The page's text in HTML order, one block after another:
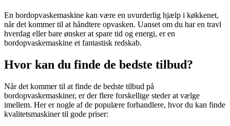
En bordopvaskemaskine kan være en uvurderlig hjælp i køkkenet,
når det kommer til at håndtere opvasken. Uanset om du har en travl
hverdag eller bare ønsker at spare tid og energi, er en
bordopvaskemaskine et fantastisk redskab.
Hvor kan du finde de bedste tilbud?
Når det kommer til at finde de bedste tilbud på
bordopvaskemaskiner, er der flere forskellige steder at vælge
imellem. Her er nogle af de populære forhandlere, hvor du kan finde
kvalitetsmaskiner til gode priser: